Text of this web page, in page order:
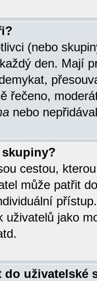
(nebo
den. Mají
řečeno,
nebo
cestou,
může patřit
uživatelů jako
do uživatelské